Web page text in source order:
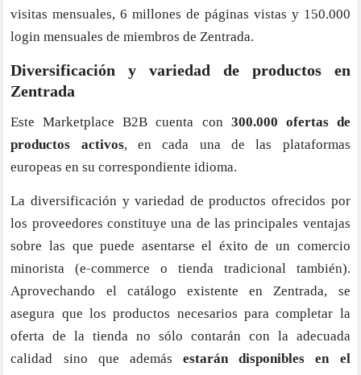
visitas mensuales, 6 millones de páginas vistas y 150.000
login mensuales de miembros de Zentrada.
Diversificación y variedad de productos en
Zentrada
Este Marketplace B2B cuenta con 300.000 ofertas de
productos activos, en cada una de las plataformas
europeas en su correspondiente idioma.
La diversificación y variedad de productos ofrecidos por
los proveedores constituye una de las principales ventajas
sobre las que puede asentarse el éxito de un comercio
minorista (e-commerce o tienda tradicional también).
Aprovechando el catálogo existente en Zentrada, se
asegura que los productos necesarios para completar la
oferta de la tienda no sólo contarán con la adecuada
calidad sino que ademásestarán disponibles en el